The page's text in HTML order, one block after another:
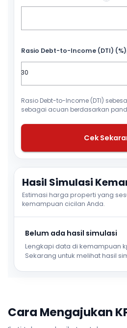
Rasio Debt-to-Income (DTI) (%)
Rasio Debt-to-Income (DTI)
sebagai acuan berdasarkan
Cek
Hasil Simulasi
Estimasi harga properti yang
kemampuan cicilan Anda.
Belum ada hasil simulasi
Lengkapi data di kemampuan
Sekarang untuk melihat hasil
Cara Mengajukan